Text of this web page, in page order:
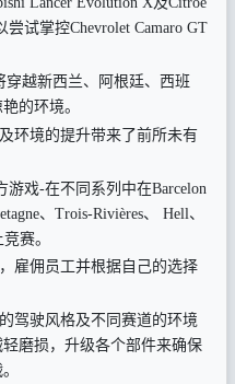
试掌控Chevrolet Camaro GT
穿越新西兰、阿根廷、西班
的环境。
环境的提升带来了前所未有
戏-在不同系列中在Barcelon
、Trois-Rivières、 Hell、
赛。
雇佣员工并根据自己的选择
驾驶风格及不同赛道的环境
磨损，升级各个部件来确保